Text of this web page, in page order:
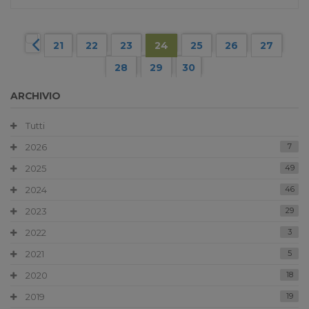
21 22 23 24 25 26
27
28
29 30
ARCHIVIO
Tutti
2026
7
2025 49
2024 46
2023 29
2022 3
2021 5
2020 18
2019 19